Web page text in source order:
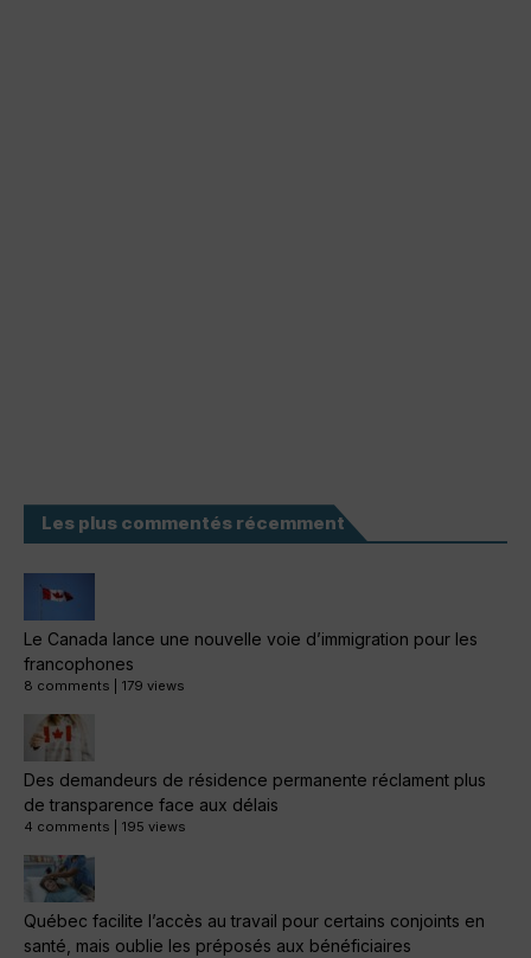
Les plus commentés récemment
Le Canada lance une nouvelle voie d’immigration pour les
francophones
8 comments 179 views
Des demandeurs de résidence permanente réclament plus
de transparence face aux délais
4 comments 195 views
Québec facilite l’accès au travail pour certains conjoints en
santé, mais oublie les préposés aux bénéficiaires